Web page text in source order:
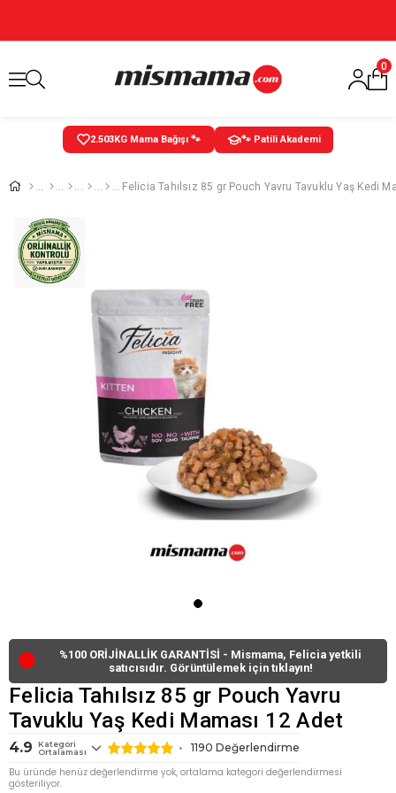
0
2.503KG Mama Bağışı 🐾 🐾 Patili Akademi
Felicia Tahılsız 85 gr Pouch Yavru Tavuklu Yaş Kedi
🔴
%100 ORİJİNALLİK GARANTİSİ - Mismama, Felicia yetkili
satıcısıdır. Görüntülemek için tıklayın!
Felicia Tahılsız 85 gr Pouch Yavru
Tavuklu Yaş Kedi Maması 12 Adet
4.9
Kategori
Ortalaması
1190 Değerlendirme
Bu üründe henüz değerlendirme yok, ortalama kategori değerlendirmesi
gösteriliyor.